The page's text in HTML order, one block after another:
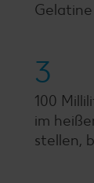
3
100
im
stellen,